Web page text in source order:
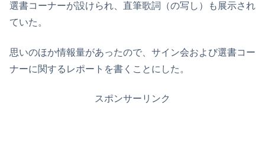
選書コーナーが設けられ、直筆歌詞（の写し）も展示され
ていた。
思いのほか情報量があったので、サイン会および選書コー
ナーに関するレポートを書くことにした。
スポンサーリンク